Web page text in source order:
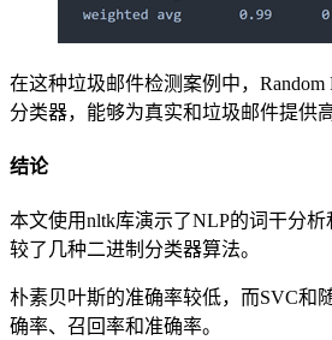
在这种垃圾邮件检测案例中，Random
分类器，能够为真实和垃圾邮件提供
结论
本文使用nltk库演示了NLP的词干分
较了几种二进制分类器算法。
朴素贝叶斯的准确率较低，而SVC和
确率、召回率和准确率。